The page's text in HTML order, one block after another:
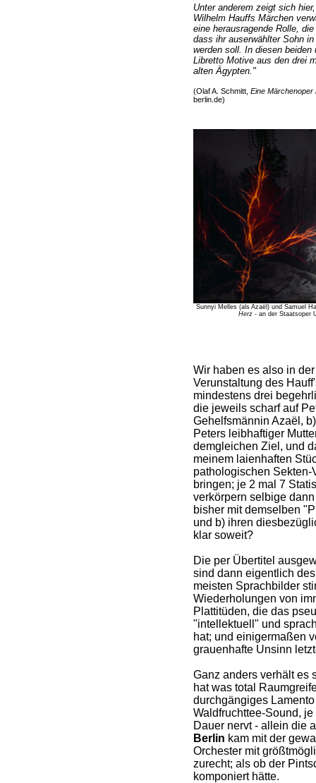
Unter anderem zeigt sich
Wilhelm Hauffs Märchen
eine herausragende Rolle,
dass ihr auserwählter Sohn
werden soll. In diesen
Libretto Motive aus den drei
alten Ägypten."
(Olaf A. Schmitt, Eine Märchenoper
berlin.de)
Sunnyi Melles (als Azaël) und Samuel
Herz - an der Staatsoper
Wir haben es also in
Verunstaltung des
mindestens drei
die jeweils scharf auf
Gehelfsmännin Azaël,
Peters leibhaftiger
demgleichen Ziel, und
meinem laienhaften
pathologischen
bringen; je 2 mal 7
verkörpern selbige
bisher mit demselben
und b) ihren
klar soweit?
Die per Übertitel
sind dann eigentlich
meisten Sprachbilder
Wiederholungen von
Plattitüden, die das
"intellektuell" und
hat; und einigermaßen
grauenhafte Unsinn
Ganz anders verhält es
hat was total
durchgängiges
Waldfruchttee-Sound,
Dauer nervt - allein die
Berlin kam mit der
Orchester mit
zurecht; als ob der
komponiert hätte.